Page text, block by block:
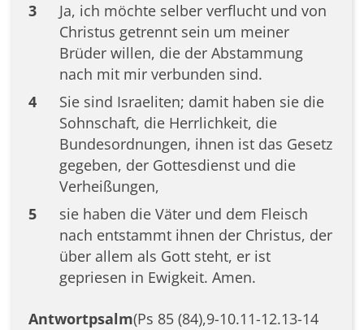
3
Ja, ich möchte selber verflucht und von
Christus getrennt sein um meiner
Brüder willen, die der Abstammung
nach mit mir verbunden sind.
4
Sie sind Israeliten; damit haben sie die
Sohnschaft, die Herrlichkeit, die
Bundesordnungen, ihnen ist das Gesetz
gegeben, der Gottesdienst und die
Verheißungen,
5
sie haben die Väter und dem Fleisch
nach entstammt ihnen der Christus, der
über allem als Gott steht, er ist
gepriesen in Ewigkeit. Amen.
Antwortpsalm(Ps 85 (84),9-10.11-12.13-14